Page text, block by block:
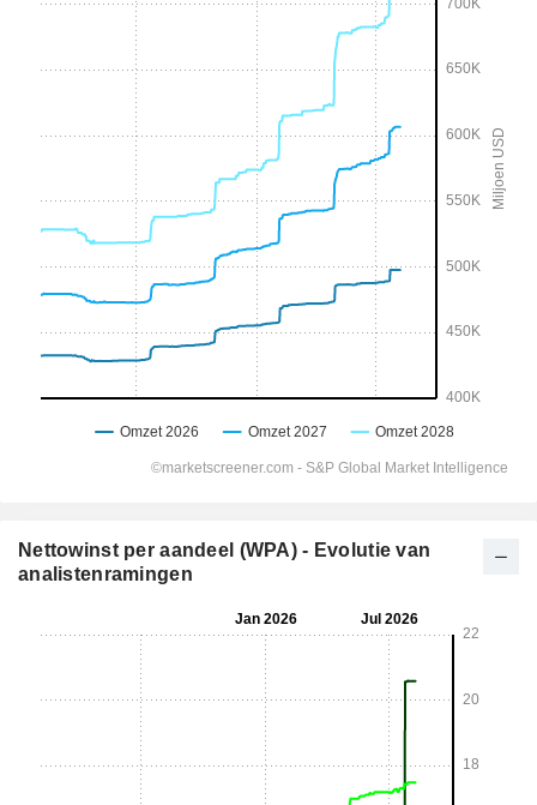
Nettowinst per aandeel (WPA) - Evolutie van
analistenramingen